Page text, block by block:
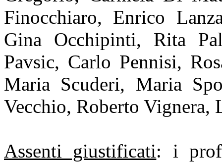
Finocchiaro, Enrico
Gina Occhipinti, Rita
Pavsic, Carlo Pennisi,
Maria Scuderi, Maria
Vecchio, Roberto Vignera,
Assenti giustificati: i